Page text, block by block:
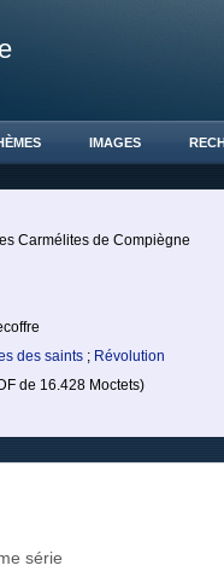
IMAGES
Carmélites de Compiègne
des saints ; Révolution
de 16.428 Moctets)
série